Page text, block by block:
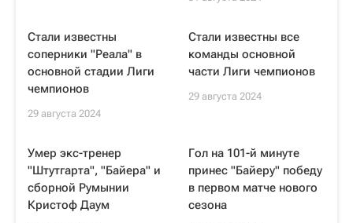
Стали известны
соперники "Реала" в
основной стадии Лиги
чемпионов
29 августа 2024
Стали известны все
команды основной
части Лиги чемпионов
29 августа 2024
Умер экс-тренер
"Штутгарта", "Байера" и
сборной Румынии
Кристоф Даум
Гол на 101-й минуте
принес "Байеру" победу
в первом матче нового
сезона